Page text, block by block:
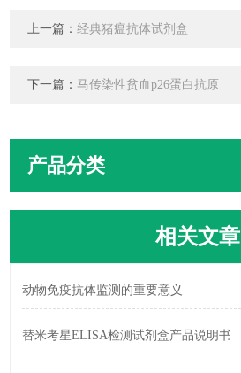
上一篇：经典猪瘟抗体试剂盒
下一篇： 马传染性贫血p26蛋白抗原
产品分类
相关文章
动物免疫抗体监测的重要意义
替米考星ELISA检测试剂盒产品说明书